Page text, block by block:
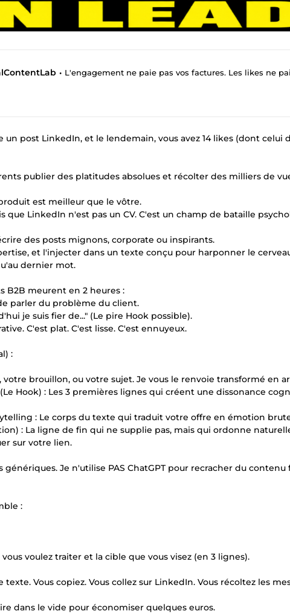
• L'engagement ne paie pas vos factures. Les likes ne
un post LinkedIn, et le lendemain, vous avez 14 likes (dont celui
publier des platitudes absolues et récolter des milliers de
est meilleur que le vôtre.
que LinkedIn n'est pas un CV. C'est un champ de bataille
des posts mignons, corporate ou inspirants.
et l'injecter dans un texte conçu pour harponner le
dernier mot.
B2B meurent en 2 heures :
parler du problème du client.
je suis fier de..." (Le pire Hook possible).
C'est plat. C'est lisse. C'est ennuyeux.
:
votre brouillon, ou votre sujet. Je vous le renvoie transformé en
Hook) : Les 3 premières lignes qui créent une dissonance
: Le corps du texte qui traduit votre offre en émotion
: La ligne de fin qui ne supplie pas, mais qui ordonne
sur votre lien.
génériques. Je n'utilise PAS ChatGPT pour recracher du
:
voulez traiter et la cible que vous visez (en 3 lignes).
texte. Vous copiez. Vous collez sur LinkedIn. Vous récoltez les
dans le vide pour économiser quelques euros.